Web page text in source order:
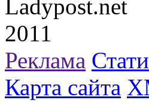
Ladypost.net
2011
Реклама
Карта сайта